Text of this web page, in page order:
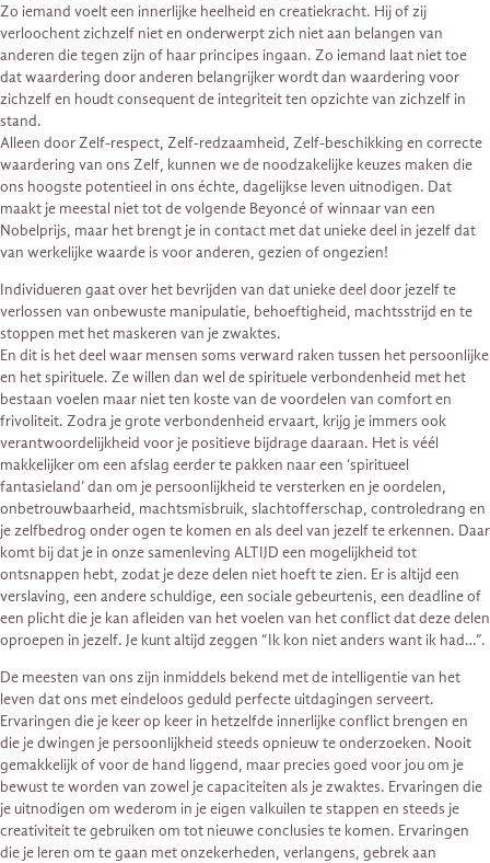
Zo iemand voelt een innerlijke heelheid en creatiekracht. Hij of zij
verloochent zichzelf niet en onderwerpt zich niet aan belangen van
anderen die tegen zijn of haar principes ingaan. Zo iemand laat niet toe
dat waardering door anderen belangrijker wordt dan waardering voor
zichzelf en houdt consequent de integriteit ten opzichte van zichzelf in
stand.
Alleen door Zelf-respect, Zelf-redzaamheid, Zelf-beschikking en correcte
waardering van ons Zelf, kunnen we de noodzakelijke keuzes maken die
ons hoogste potentieel in ons échte, dagelijkse leven uitnodigen. Dat
maakt je meestal niet tot de volgende Beyoncé of winnaar van een
Nobelprijs, maar het brengt je in contact met dat unieke deel in jezelf dat
van werkelijke waarde is voor anderen, gezien of ongezien!
Individueren gaat over het bevrijden van dat unieke deel door jezelf te
verlossen van onbewuste manipulatie, behoeftigheid, machtsstrijd en te
stoppen met het maskeren van je zwaktes.
En dit is het deel waar mensen soms verward raken tussen het persoonlijke
en het spirituele. Ze willen dan wel de spirituele verbondenheid met het
bestaan voelen maar niet ten koste van de voordelen van comfort en
frivoliteit. Zodra je grote verbondenheid ervaart, krijg je immers ook
verantwoordelijkheid voor je positieve bijdrage daaraan. Het is véél
makkelijker om een afslag eerder te pakken naar een ‘spiritueel
fantasieland’ dan om je persoonlijkheid te versterken en je oordelen,
onbetrouwbaarheid, machtsmisbruik, slachtofferschap, controledrang en
je zelfbedrog onder ogen te komen en als deel van jezelf te erkennen. Daar
komt bij dat je in onze samenleving ALTIJD een mogelijkheid tot
ontsnappen hebt, zodat je deze delen niet hoeft te zien. Er is altijd een
verslaving, een andere schuldige, een sociale gebeurtenis, een deadline of
een plicht die je kan afleiden van het voelen van het conflict dat deze delen
oproepen in jezelf. Je kunt altijd zeggen “Ik kon niet anders want ik had…”.
De meesten van ons zijn inmiddels bekend met de intelligentie van het
leven dat ons met eindeloos geduld perfecte uitdagingen serveert.
Ervaringen die je keer op keer in hetzelfde innerlijke conflict brengen en
die je dwingen je persoonlijkheid steeds opnieuw te onderzoeken. Nooit
gemakkelijk of voor de hand liggend, maar precies goed voor jou om je
bewust te worden van zowel je capaciteiten als je zwaktes. Ervaringen die
je uitnodigen om wederom in je eigen valkuilen te stappen en steeds je
creativiteit te gebruiken om tot nieuwe conclusies te komen. Ervaringen
die je leren om te gaan met onzekerheden, verlangens, gebrek aan